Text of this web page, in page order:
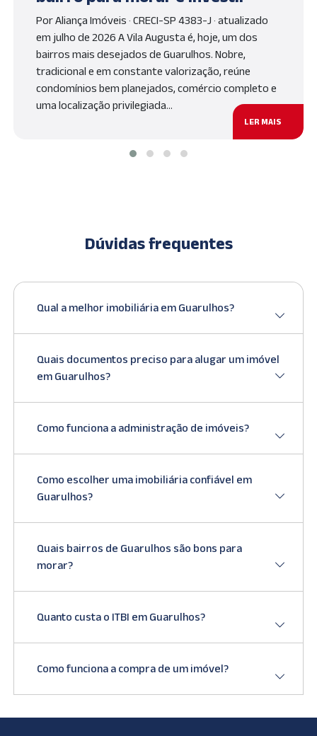
Por Aliança Imóveis · CRECI-SP 4383-J · atualizado
em julho de 2026 A Vila Augusta é, hoje, um dos
bairros mais desejados de Guarulhos. Nobre,
tradicional e em constante valorização, reúne
condomínios bem planejados, comércio completo e
uma localização privilegiada…
LER MAIS
Dúvidas frequentes
Qual a melhor imobiliária em Guarulhos?
Quais documentos preciso para alugar um imóvel
em Guarulhos?
Como funciona a administração de imóveis?
Como escolher uma imobiliária confiável em
Guarulhos?
Quais bairros de Guarulhos são bons para
morar?
Quanto custa o ITBI em Guarulhos?
Como funciona a compra de um imóvel?